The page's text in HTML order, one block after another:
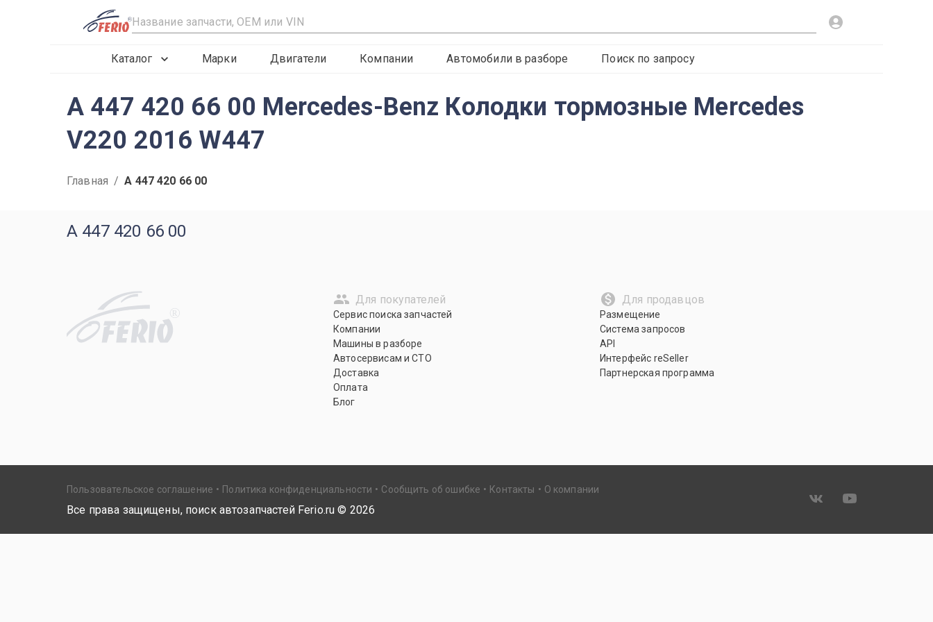
R
Каталог Марки Двигатели Компании Автомобили в разборе Поиск по запросу
A 447 420 66 00 Mercedes-Benz Колодки тормозные Mercedes
V220 2016 W447
Главная / A 447 420 66 00
A 447 420 66 00
R
Для покупателей
Сервис поиска запчастей
Компании
Машины в разборе
Автосервисам и СТО
Доставка
Оплата
Блог
Для продавцов
Размещение
Система запросов
API
Интерфейс reSeller
Партнерская программа
Пользовательское соглашение Политика конфиденциальности Сообщить об ошибке Контакты О компании
Все права защищены, поиск автозапчастей Ferio.ru © 2026